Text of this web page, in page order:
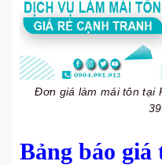
Đơn giá làm mái tôn tại
Bảng báo